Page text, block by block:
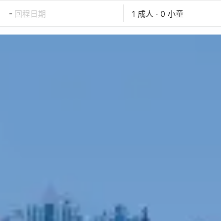
- 回程日期 1 成人 · 0 小童